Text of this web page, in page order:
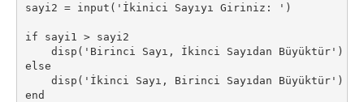
sayi2 = input('İkinici Sayıyı Giriniz: ')
if sayi1 > sayi2
disp('Birinci Sayı, İkinci Sayıdan Büyüktür')
else
disp('İkinci Sayı, Birinci Sayıdan Büyüktür')
end